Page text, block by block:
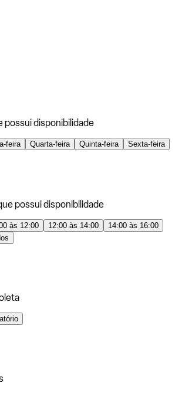
possui disponibilidade
feira Quarta-feira Quinta-feira
Sexta-feira
possui disponibilidade
às 12:00 12:00 às 14:00
14:00 às 16:00